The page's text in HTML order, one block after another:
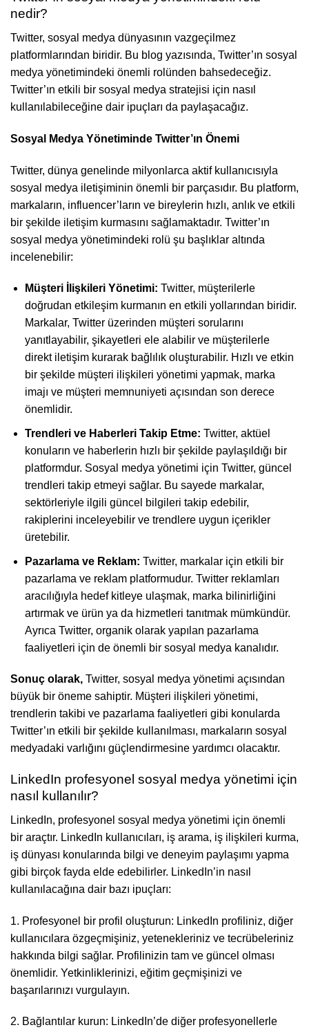
nedir?
Twitter, sosyal medya dünyasının vazgeçilmez
platformlarından biridir. Bu blog yazısında, Twitter’ın sosyal
medya yönetimindeki önemli rolünden bahsedeceğiz.
Twitter’ın etkili bir sosyal medya stratejisi için nasıl
kullanılabileceğine dair ipuçları da paylaşacağız.
Sosyal Medya Yönetiminde Twitter’ın Önemi
Twitter, dünya genelinde milyonlarca aktif kullanıcısıyla
sosyal medya iletişiminin önemli bir parçasıdır. Bu platform,
markaların, influencer’ların ve bireylerin hızlı, anlık ve etkili
bir şekilde iletişim kurmasını sağlamaktadır. Twitter’ın
sosyal medya yönetimindeki rolü şu başlıklar altında
incelenebilir:
Müşteri İlişkileri Yönetimi: Twitter, müşterilerle
doğrudan etkileşim kurmanın en etkili yollarından biridir.
Markalar, Twitter üzerinden müşteri sorularını
yanıtlayabilir, şikayetleri ele alabilir ve müşterilerle
direkt iletişim kurarak bağlılık oluşturabilir. Hızlı ve etkin
bir şekilde müşteri ilişkileri yönetimi yapmak, marka
imajı ve müşteri memnuniyeti açısından son derece
önemlidir.
Trendleri ve Haberleri Takip Etme: Twitter, aktüel
konuların ve haberlerin hızlı bir şekilde paylaşıldığı bir
platformdur. Sosyal medya yönetimi için Twitter, güncel
trendleri takip etmeyi sağlar. Bu sayede markalar,
sektörleriyle ilgili güncel bilgileri takip edebilir,
rakiplerini inceleyebilir ve trendlere uygun içerikler
üretebilir.
Pazarlama ve Reklam: Twitter, markalar için etkili bir
pazarlama ve reklam platformudur. Twitter reklamları
aracılığıyla hedef kitleye ulaşmak, marka bilinirliğini
artırmak ve ürün ya da hizmetleri tanıtmak mümkündür.
Ayrıca Twitter, organik olarak yapılan pazarlama
faaliyetleri için de önemli bir sosyal medya kanalıdır.
Sonuç olarak, Twitter, sosyal medya yönetimi açısından
büyük bir öneme sahiptir. Müşteri ilişkileri yönetimi,
trendlerin takibi ve pazarlama faaliyetleri gibi konularda
Twitter’ın etkili bir şekilde kullanılması, markaların sosyal
medyadaki varlığını güçlendirmesine yardımcı olacaktır.
LinkedIn profesyonel sosyal medya yönetimi için
nasıl kullanılır?
LinkedIn, profesyonel sosyal medya yönetimi için önemli
bir araçtır. LinkedIn kullanıcıları, iş arama, iş ilişkileri kurma,
iş dünyası konularında bilgi ve deneyim paylaşımı yapma
gibi birçok fayda elde edebilirler. LinkedIn’in nasıl
kullanılacağına dair bazı ipuçları:
1. Profesyonel bir profil oluşturun: LinkedIn profiliniz, diğer
kullanıcılara özgeçmişiniz, yetenekleriniz ve tecrübeleriniz
hakkında bilgi sağlar. Profilinizin tam ve güncel olması
önemlidir. Yetkinliklerinizi, eğitim geçmişinizi ve
başarılarınızı vurgulayın.
2. Bağlantılar kurun: LinkedIn’de diğer profesyonellerle